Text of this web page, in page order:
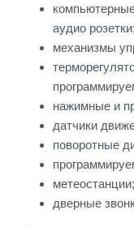
аудио розетки;
механизмы
нажимные и
датчики
поворотные
метеостанции;
дверные